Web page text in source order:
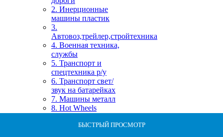
БЫСТРЫЙ ПРОСМОТР
БЫСТРЫЙ ПРОСМОТР
БЫСТРЫЙ ПРОСМОТР
БЫСТРЫЙ ПРОСМОТР
БЫСТРЫЙ ПРОСМОТР
БЫСТРЫЙ ПРОСМОТР
БЫСТРЫЙ ПРОСМОТР
БЫСТРЫЙ ПРОСМОТР
БЫСТРЫЙ ПРОСМОТР
БЫСТРЫЙ ПРОСМОТР
2. Инерционные
машины пластик
3.
Автовоз,трейлер,стройтехника
4. Военная техника,
службы
5. Транспорт и
спецтехника р/у
6. Транспорт свет/
звук на батарейках
7. Машины металл
8. Hot Wheels
05. КОНСТРУКТОРЫ,